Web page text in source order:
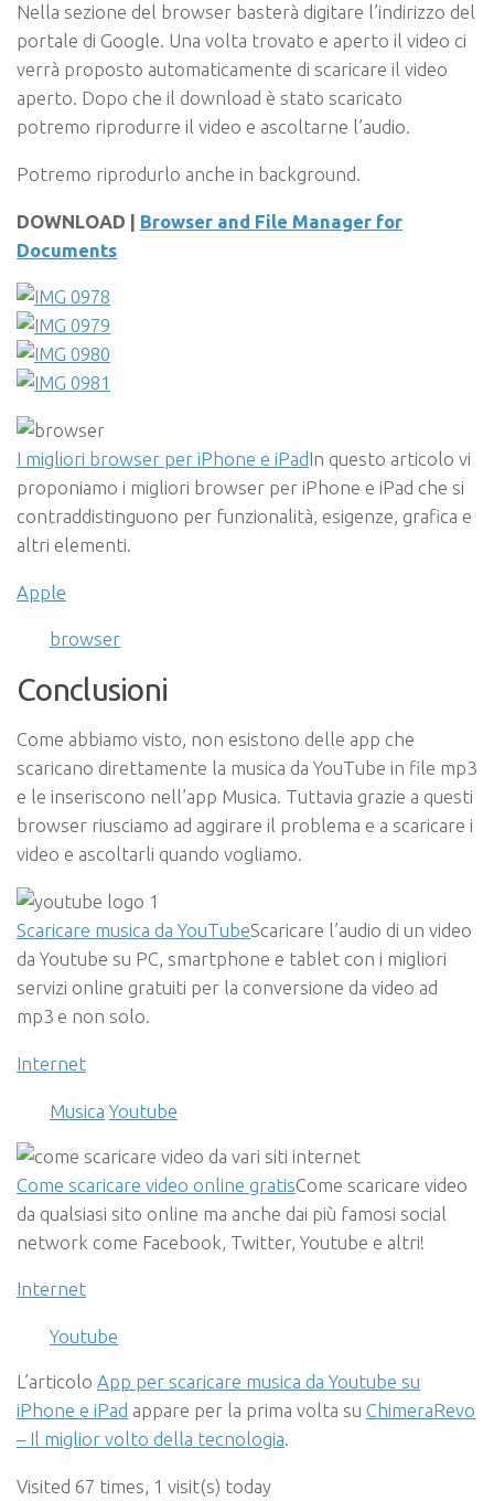
Nella sezione del browser basterà digitare l’indirizzo del
portale di Google. Una volta trovato e aperto il video ci
verrà proposto automaticamente di scaricare il video
aperto. Dopo che il download è stato scaricato
potremo riprodurre il video e ascoltarne l’audio.
Potremo riprodurlo anche in background.
DOWNLOAD | Browser and File Manager for
Documents
I migliori browser per iPhone e iPadIn questo articolo vi
proponiamo i migliori browser per iPhone e iPad che si
contraddistinguono per funzionalità, esigenze, grafica e
altri elementi.
Apple
browser
Conclusioni
Come abbiamo visto, non esistono delle app che
scaricano direttamente la musica da YouTube in file mp3
e le inseriscono nell’app Musica. Tuttavia grazie a questi
browser riusciamo ad aggirare il problema e a scaricare i
video e ascoltarli quando vogliamo.
Scaricare musica da YouTubeScaricare l’audio di un video
da Youtube su PC, smartphone e tablet con i migliori
servizi online gratuiti per la conversione da video ad
mp3 e non solo.
Internet
Musica Youtube
Come scaricare video online gratisCome scaricare video
da qualsiasi sito online ma anche dai più famosi social
network come Facebook, Twitter, Youtube e altri!
Internet
Youtube
L’articolo App per scaricare musica da Youtube su
iPhone e iPad appare per la prima volta su ChimeraRevo
– Il miglior volto della tecnologia.
Visited 67 times, 1 visit(s) today